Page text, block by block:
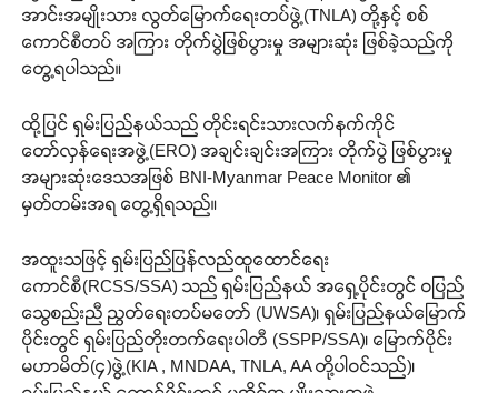
အာင်းအမျိုးသား လွတ်မြောက်ရေးတပ်ဖွဲ့(TNLA) တို့နှင့် စစ်
ကောင်စီတပ် အကြား တိုက်ပွဲဖြစ်ပွားမှု အများဆုံး ဖြစ်ခဲ့သည်ကို
တွေ့ရပါသည်။
ထို့ပြင် ရှမ်းပြည်နယ်သည် တိုင်းရင်းသားလက်နက်ကိုင်
တော်လှန်ရေးအဖွဲ့(ERO) အချင်းချင်းအကြား တိုက်ပွဲ ဖြစ်ပွားမှု
အများဆုံးဒေသအဖြစ် BNI-Myanmar Peace Monitor ၏
မှတ်တမ်းအရ တွေ့ရှိရသည်။
အထူးသဖြင့် ရှမ်းပြည်ပြန်လည်ထူထောင်ရေး
ကောင်စီ(RCSS/SSA) သည် ရှမ်းပြည်နယ် အရှေ့ပိုင်းတွင် ဝပြည်
သွေစည်းညီ ညွတ်ရေးတပ်မတော် (UWSA)၊ ရှမ်းပြည်နယ်မြောက်
ပိုင်းတွင် ရှမ်းပြည်တိုးတက်ရေးပါတီ (SSPP/SSA)၊ မြောက်ပိုင်း
မဟာမိတ်(၄)ဖွဲ့(KIA , MNDAA, TNLA, AA တို့ပါဝင်သည်)၊